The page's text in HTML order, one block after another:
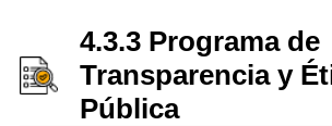
4.3.3 Programa de
Transparencia y
Pública